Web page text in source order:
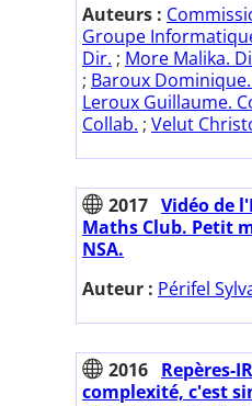
Auteurs :
Groupe
Dir. ; More Malika.
; Baroux
Leroux Guillaume.
Collab. ; Velut
2017 Vidéo de
Maths Club. Petit
NSA.
Auteur : Périfel
2016 Repères-
complexité, c'est